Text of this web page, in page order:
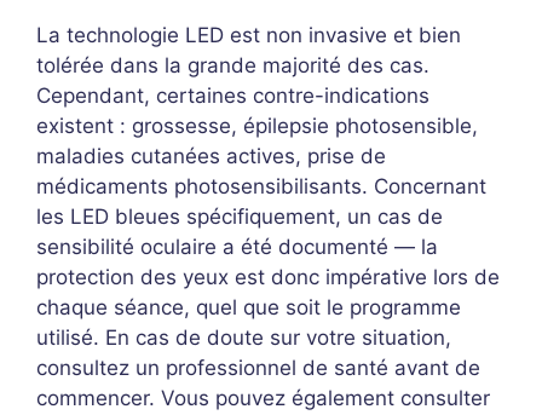
La technologie LED est non invasive et bien
tolérée dans la grande majorité des cas.
Cependant, certaines contre-indications
existent : grossesse, épilepsie photosensible,
maladies cutanées actives, prise de
médicaments photosensibilisants. Concernant
les LED bleues spécifiquement, un cas de
sensibilité oculaire a été documenté — la
protection des yeux est donc impérative lors de
chaque séance, quel que soit le programme
utilisé. En cas de doute sur votre situation,
consultez un professionnel de santé avant de
commencer. Vous pouvez également consulter